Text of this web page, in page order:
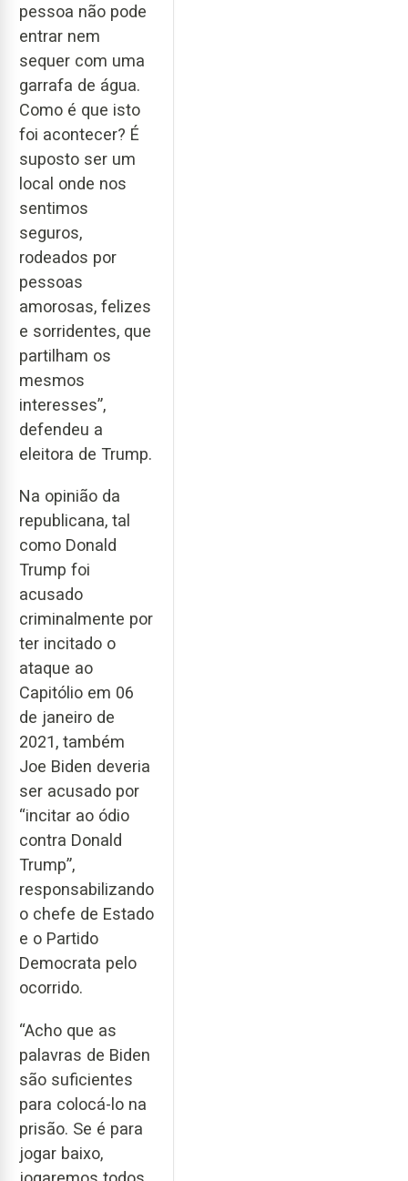
pessoa não pode
entrar nem
sequer com uma
garrafa de água.
Como é que isto
foi acontecer? É
suposto ser um
local onde nos
sentimos
seguros,
rodeados por
pessoas
amorosas, felizes
e sorridentes, que
partilham os
mesmos
interesses”,
defendeu a
eleitora de Trump.
Na opinião da
republicana, tal
como Donald
Trump foi
acusado
criminalmente por
ter incitado o
ataque ao
Capitólio em 06
de janeiro de
2021, também
Joe Biden deveria
ser acusado por
“incitar ao ódio
contra Donald
Trump”,
responsabilizando
o chefe de Estado
e o Partido
Democrata pelo
ocorrido.
“Acho que as
palavras de Biden
são suficientes
para colocá-lo na
prisão. Se é para
jogar baixo,